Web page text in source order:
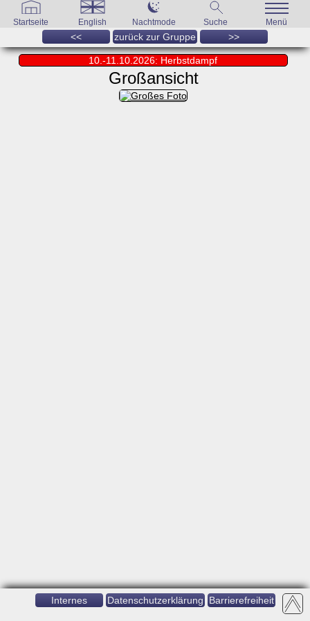
Startseite English Nachtmode Suche Menü
<< zurück zur Gruppe >>
10.-11.10.2026: Herbstdampf
Großansicht
Internes Datenschutzerklärung Barrierefreiheit